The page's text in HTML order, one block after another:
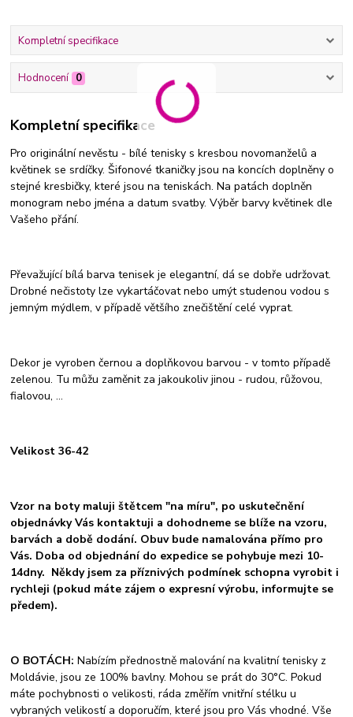
Kompletní specifikace
Hodnocení 0
Kompletní specifikace
Pro originální nevěstu - bílé tenisky s kresbou novomanželů a
květinek se srdíčky. Šifonové tkaničky jsou na koncích doplněny o
stejné kresbičky, které jsou na teniskách. Na patách doplněn
monogram nebo jména a datum svatby. Výběr barvy květinek dle
Vašeho přání.
Převažující bílá barva tenisek je elegantní, dá se dobře udržovat.
Drobné nečistoty lze vykartáčovat nebo umýt studenou vodou s
jemným mýdlem, v případě většího znečištění celé vyprat.
Dekor je vyroben černou a doplňkovou barvou - v tomto případě
zelenou. Tu můžu zaměnit za jakoukoliv jinou - rudou, růžovou,
fialovou, ...
Velikost 36-42
Vzor na boty maluji štětcem "na míru", po uskutečnění
objednávky Vás kontaktuji a dohodneme se blíže na vzoru,
barvách a době dodání. Obuv bude namalována přímo pro
Vás. Doba od objednání do expedice se pohybuje mezi 10-
14dny. Někdy jsem za příznivých podmínek schopna vyrobit i
rychleji (pokud máte zájem o expresní výrobu, informujte se
předem).
O BOTÁCH:Nabízím přednostně malování na kvalitní tenisky z
Moldávie, jsou ze 100% bavlny. Mohou se prát do 30°C. Pokud
máte pochybnosti o velikosti, ráda změřím vnitřní stélku u
vybraných velikostí a doporučím, které jsou pro Vás vhodné. Vše